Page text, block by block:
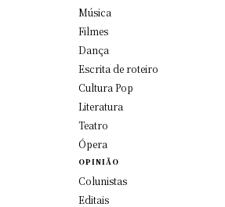
Música
Filmes
Dança
Escrita de roteiro
Cultura Pop
Literatura
Teatro
Ópera
OPINIÃO
Colunistas
Editais